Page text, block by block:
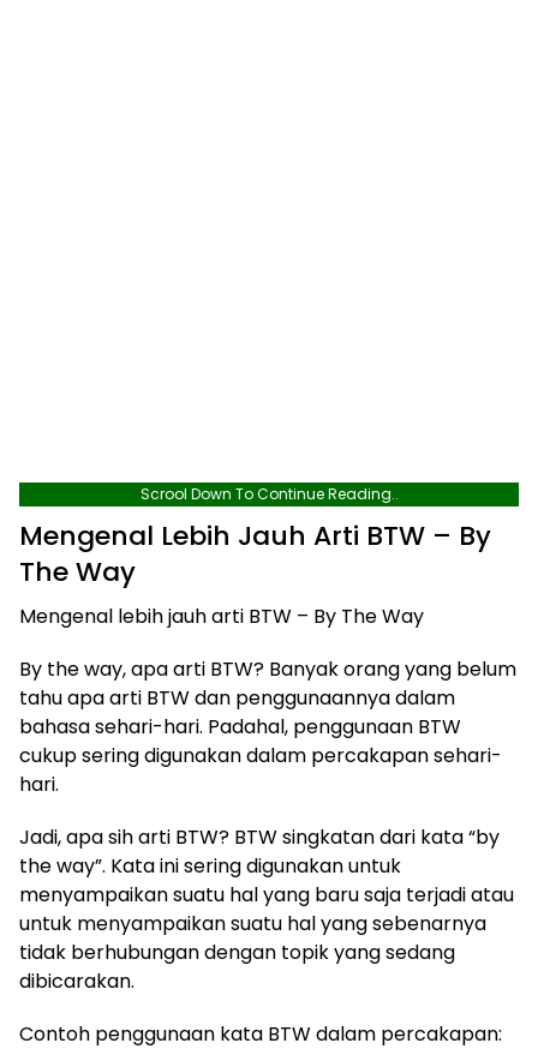
Scrool Down To Continue Reading..
Mengenal Lebih Jauh Arti BTW – By
The Way
​Mengenal lebih jauh arti BTW – By The Way
By the way, apa arti BTW? Banyak orang yang belum
tahu apa arti BTW dan penggunaannya dalam
bahasa sehari-hari. Padahal, penggunaan BTW
cukup sering digunakan dalam percakapan sehari-
hari.
Jadi, apa sih arti BTW? BTW singkatan dari kata “by
the way”. Kata ini sering digunakan untuk
menyampaikan suatu hal yang baru saja terjadi atau
untuk menyampaikan suatu hal yang sebenarnya
tidak berhubungan dengan topik yang sedang
dibicarakan.
Contoh penggunaan kata BTW dalam percakapan: